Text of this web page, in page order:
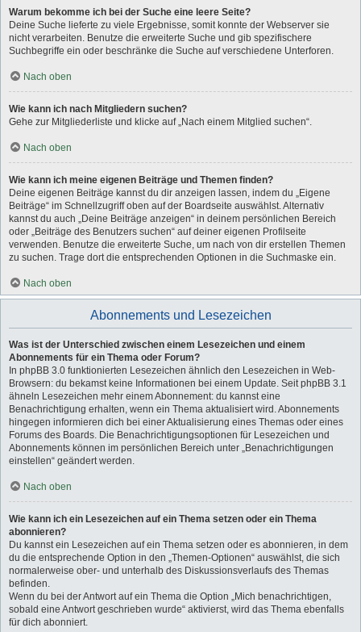
Warum bekomme ich bei der Suche eine leere Seite?
Deine Suche lieferte zu viele Ergebnisse, somit konnte der Webserver sie
nicht verarbeiten. Benutze die erweiterte Suche und gib spezifischere
Suchbegriffe ein oder beschränke die Suche auf verschiedene Unterforen.
Nach oben
Wie kann ich nach Mitgliedern suchen?
Gehe zur Mitgliederliste und klicke auf „Nach einem Mitglied suchen“.
Nach oben
Wie kann ich meine eigenen Beiträge und Themen finden?
Deine eigenen Beiträge kannst du dir anzeigen lassen, indem du „Eigene
Beiträge“ im Schnellzugriff oben auf der Boardseite auswählst. Alternativ
kannst du auch „Deine Beiträge anzeigen“ in deinem persönlichen Bereich
oder „Beiträge des Benutzers suchen“ auf deiner eigenen Profilseite
verwenden. Benutze die erweiterte Suche, um nach von dir erstellen Themen
zu suchen. Trage dort die entsprechenden Optionen in die Suchmaske ein.
Nach oben
Abonnements und Lesezeichen
Was ist der Unterschied zwischen einem Lesezeichen und einem
Abonnements für ein Thema oder Forum?
In phpBB 3.0 funktionierten Lesezeichen ähnlich den Lesezeichen in Web-
Browsern: du bekamst keine Informationen bei einem Update. Seit phpBB 3.1
ähneln Lesezeichen mehr einem Abonnement: du kannst eine
Benachrichtigung erhalten, wenn ein Thema aktualisiert wird. Abonnements
hingegen informieren dich bei einer Aktualisierung eines Themas oder eines
Forums des Boards. Die Benachrichtigungsoptionen für Lesezeichen und
Abonnements können im persönlichen Bereich unter „Benachrichtigungen
einstellen“ geändert werden.
Nach oben
Wie kann ich ein Lesezeichen auf ein Thema setzen oder ein Thema
abonnieren?
Du kannst ein Lesezeichen auf ein Thema setzen oder es abonnieren, in dem
du die entsprechende Option in den „Themen-Optionen“ auswählst, die sich
normalerweise ober- und unterhalb des Diskussionsverlaufs des Themas
befinden.
Wenn du bei der Antwort auf ein Thema die Option „Mich benachrichtigen,
sobald eine Antwort geschrieben wurde“ aktivierst, wird das Thema ebenfalls
für dich abonniert.